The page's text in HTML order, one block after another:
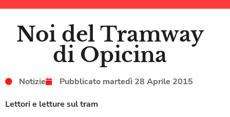
Noi del Tramway
di Opicina
Notizie Pubblicato martedì 28 Aprile 2015
Lettori e letture sul tram